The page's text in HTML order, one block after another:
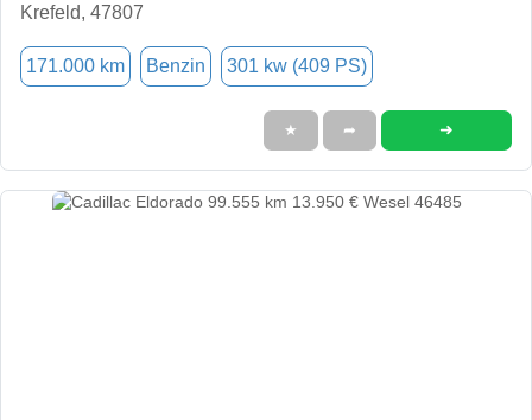
Krefeld, 47807
171.000 km Benzin 301 kw (409 PS)
★ ➦ ➜